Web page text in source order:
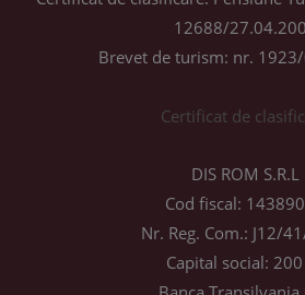
12688/
Brevet de turism: nr.
Certificat de
DIS ROM S.R.L
Cod fiscal:
Nr. Reg. Com.: J12/
Capital social: